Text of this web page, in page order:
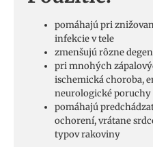
pomáhajú pri
infekcie v tele
zmenšujú rôzne
pri mnohých
ischemická choroba,
neurologické poruchy
pomáhajú
ochorení, vrátane
typov rakoviny